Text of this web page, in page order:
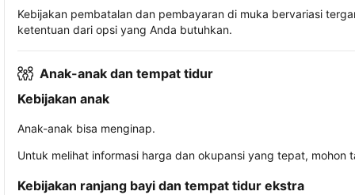
Kebijakan pembatalan dan pembayaran di muka bervariasi
ketentuan dari opsi yang Anda butuhkan.
Anak-anak dan tempat tidur
Kebijakan anak
Anak-anak bisa menginap.
Untuk melihat informasi harga dan okupansi yang tepat,
Kebijakan ranjang bayi dan tempat tidur ekstra